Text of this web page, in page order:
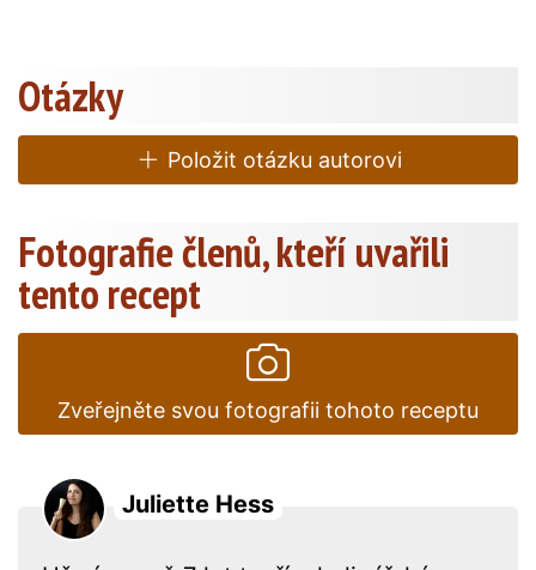
Otázky
Položit otázku autorovi
Fotografie členů, kteří uvařili
tento recept
Zveřejněte svou fotografii tohoto receptu
Juliette Hess